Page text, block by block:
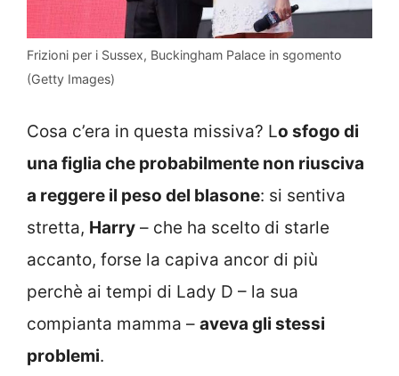
Frizioni per i Sussex, Buckingham Palace in sgomento
(Getty Images)
Cosa c’era in questa missiva? Lo sfogo di
una figlia che probabilmente non riusciva
a reggere il peso del blasone: si sentiva
stretta, Harry – che ha scelto di starle
accanto, forse la capiva ancor di più
perchè ai tempi di Lady D – la sua
compianta mamma – aveva gli stessi
problemi.